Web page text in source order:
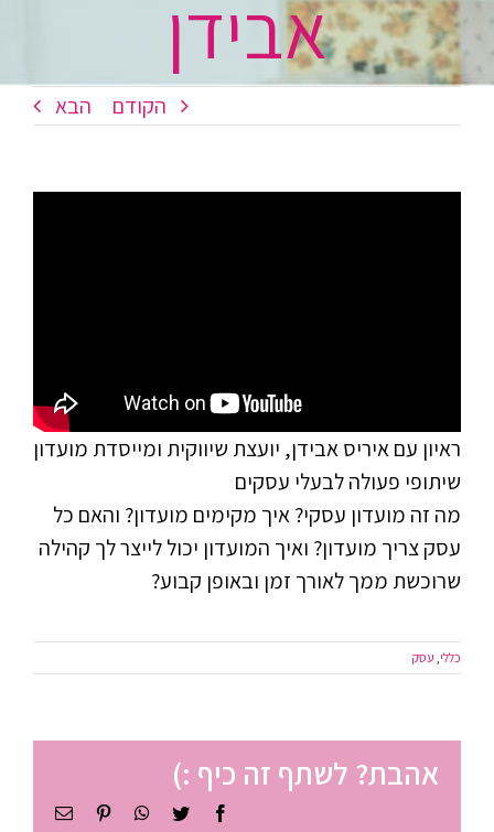
אבידן
הקודם הבא
ראיון עם איריס אבידן, יועצת שיווקית ומייסדת מועדון
שיתופי פעולה לבעלי עסקים
מה זה מועדון עסקי? איך מקימים מועדון? והאם כל
עסק צריך מועדון? ואיך המועדון יכול לייצר לך קהילה
שרוכשת ממך לאורך זמן ובאופן קבוע?
כללי, עסק
אהבת? לשתף זה כיף :)
Facebook
Twitter
WhatsApp
Pinterestכתובת